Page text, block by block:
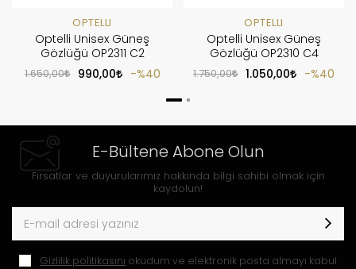
OPTELLI
Optelli Unisex Güneş
Gözlüğü OP2311 C2
1.650,00 990,00 %40
OPTELLI
Optelli Unisex Güneş
Gözlüğü OP2310 C4
1.750,00 1.050,00 %40
E-Bültene Abone Olun
Fırsatlar ve duyurularımız hakkında bilgi sahibi olmak için
kaydolun!
Gizlilik politikasını okudum ve elektronik posta almayı kabul